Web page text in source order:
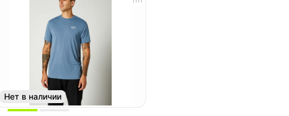
Нет в наличии